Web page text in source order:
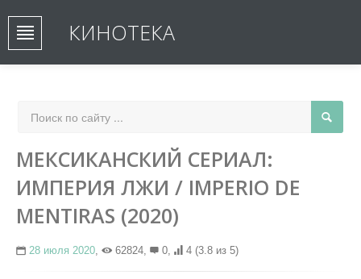
КИНОТЕКА
МЕКСИКАНСКИЙ СЕРИАЛ:
ИМПЕРИЯ ЛЖИ / IMPERIO DE
MENTIRAS (2020)
28 июля 2020, 62824, 0, 4 (3.8 из 5)